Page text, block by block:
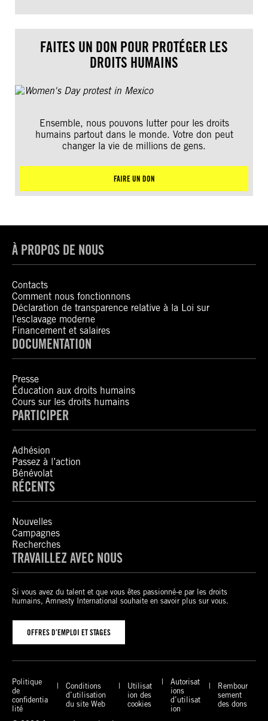
FAITES UN DON POUR PROTÉGER LES
DROITS HUMAINS
Ensemble, nous pouvons lutter pour les droits
humains partout dans le monde. Votre don peut
changer la vie de millions de gens.
FAIRE UN DON
À PROPOS DE NOUS
Contacts
Comment nous fonctionnons
Déclaration de transparence relative à la Loi sur
l’esclavage moderne
Financement et salaires
DOCUMENTATION
Presse
Éducation aux droits humains
Cours sur les droits humains
PARTICIPER
Adhésion
Passez à l’action
Bénévolat
RÉCENTS
Nouvelles
Campagnes
Recherches
TRAVAILLEZ AVEC NOUS
Si vous avez du talent et que vous êtes passionné-e par les droits
humains, Amnesty International souhaite en savoir plus sur vous.
OFFRES D’EMPLOI ET STAGES
Politique
de
confidentia
lité
Conditions
d’utilisation
du site Web
Utilisat
ion des
cookies
Autorisat
ions
d’utilisat
ion
Rembour
sement
des dons